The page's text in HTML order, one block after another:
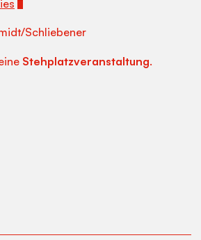
Schliebener
Stehplatzveranstaltung.